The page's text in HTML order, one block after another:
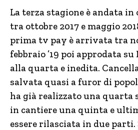
La terza stagione è andata in
tra ottobre 2017 e maggio
prima tv pay è arrivata tra
febbraio ’19 poi approdata
alla quarta e inedita.
salvata quasi a furor di
ha già realizzato una quarta
in cantiere una quinta e
essere rilasciata in due